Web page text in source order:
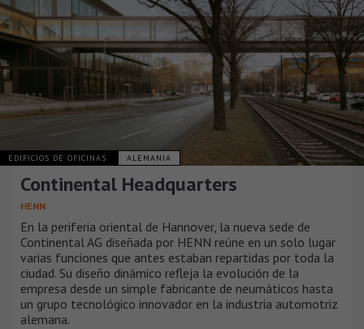
EDIFICIOS DE OFICINAS ALEMANIA
Continental Headquarters
HENN
En la periferia oriental de Hannover, la nueva sede de
Continental AG diseñada por HENN reúne en un solo lugar
varias funciones que antes estaban repartidas por toda la
ciudad. Su diseño dinámico refleja la evolución de la
empresa desde un simple fabricante de neumáticos hasta
un grupo tecnológico innovador en la industria automotriz
alemana.